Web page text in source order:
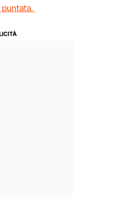
puntata.